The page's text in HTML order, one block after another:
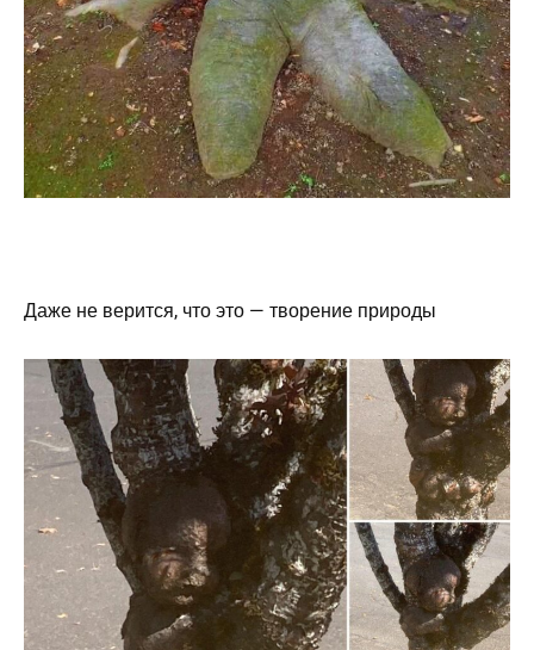
Даже не верится, что это — творение природы